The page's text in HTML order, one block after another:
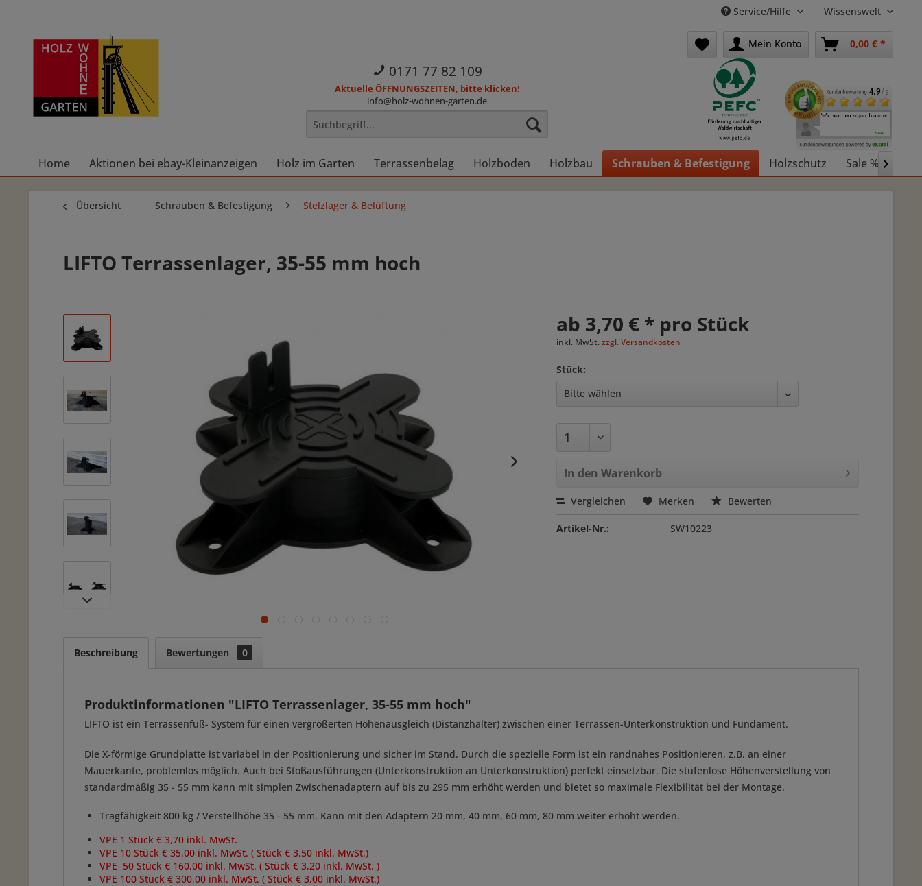
Service/Hilfe Wissenswelt
Mein Konto 0,00 € *
0171 77 82 109
Aktuelle ÖFFNUNGSZEITEN, bitte klicken!
info@holz-wohnen-garten.de
Home Aktionen bei ebay-Kleinanzeigen Holz im Garten Terrassenbelag Holzboden Holzbau Schrauben & Befestigung Holzschutz Sale % 
Übersicht Schrauben & Befestigung Stelzlager & Belüftung
LIFTO Terrassenlager, 35-55 mm hoch
ab 3,70 € * pro Stück
inkl. MwSt.zzgl. Versandkosten
Stück:
In den Warenkorb
Vergleichen Merken Bewerten
Artikel-Nr.: SW10223
Beschreibung Bewertungen 0
Produktinformationen "LIFTO Terrassenlager, 35-55 mm hoch"
LIFTO ist ein Terrassenfuß- System für einen vergrößerten Höhenausgleich (Distanzhalter) zwischen einer Terrassen-Unterkonstruktion und Fundament.
Die X-förmige Grundplatte ist variabel in der Positionierung und sicher im Stand. Durch die spezielle Form ist ein randnahes Positionieren, z.B. an einer
Mauerkante, problemlos möglich. Auch bei Stoßausführungen (Unterkonstruktion an Unterkonstruktion) perfekt einsetzbar. Die stufenlose Höhenverstellung von
standardmäßig 35 - 55 mm kann mit simplen Zwischenadaptern auf bis zu 295 mm erhöht werden und bietet so maximale Flexibilität bei der Montage.
Tragfähigkeit 800 kg / Verstellhöhe 35 - 55 mm. Kann mit den Adaptern 20 mm, 40 mm, 60 mm, 80 mm weiter erhöht werden.
VPE 1 Stück € 3,70 inkl. MwSt.
VPE 10 Stück € 35.00 inkl. MwSt. ( Stück € 3,50 inkl. MwSt.)
VPE 50 Stück € 160,00 inkl. MwSt. ( Stück € 3,20 inkl. MwSt. )
VPE 100 Stück € 300,00 inkl. MwSt. ( Stück € 3,00 inkl. MwSt.)